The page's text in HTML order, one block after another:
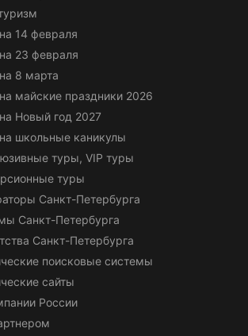
14 февраля
23 февраля
8 марта
майские праздники 2026
Новый год 2027
школьные каникулы
туры, VIP туры
туры
Санкт-Петербурга
Санкт-Петербурга
Санкт-Петербурга
поисковые системы
сайты
России